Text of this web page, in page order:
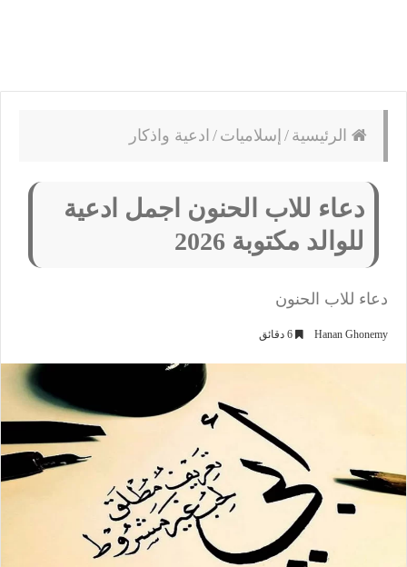
الرئيسية / إسلاميات / ادعية واذكار
دعاء للاب الحنون اجمل ادعية
للوالد مكتوبة 2026
دعاء للاب الحنون
Hanan Ghonemy